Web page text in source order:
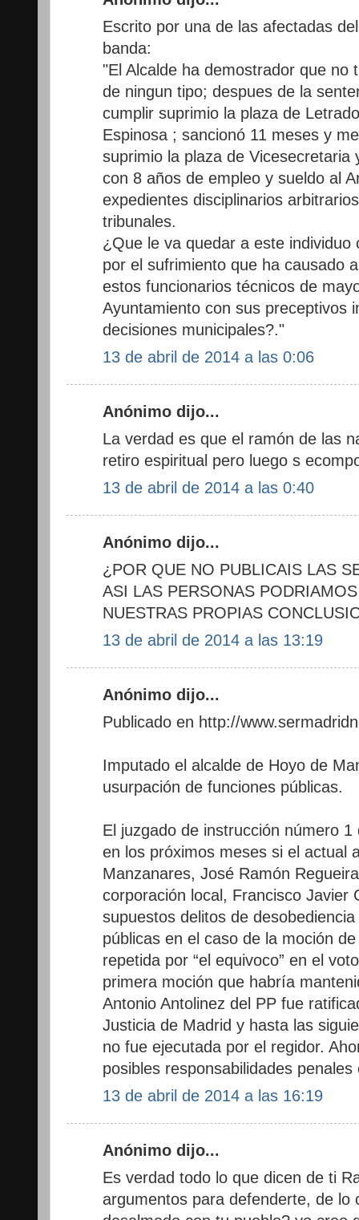
Escrito por una de las afectadas
banda:
"El Alcalde ha demostrador que no
de ningun tipo; despues de la
cumplir suprimio la plaza de
Espinosa ; sancionó 11 meses y
suprimio la plaza de
con 8 años de empleo y sueldo al
expedientes disciplinarios
tribunales.
¿Que le va quedar a este
por el sufrimiento que ha causado
estos funcionarios técnicos de
Ayuntamiento con sus preceptivos
decisiones municipales?."
13 de abril de 2014 a las 0:06
Anónimo dijo...
La verdad es que el ramón de las
retiro espiritual pero luego s
13 de abril de 2014 a las 0:40
Anónimo dijo...
¿POR QUE NO PUBLICAIS LAS
ASI LAS PERSONAS
NUESTRAS PROPIAS
13 de abril de 2014 a las 13:19
Anónimo dijo...
Publicado en http://
Imputado el alcalde de Hoyo de
usurpación de funciones públicas.
El juzgado de instrucción número
en los próximos meses si el actual
Manzanares, José Ramón
corporación local, Francisco Javier
supuestos delitos de
públicas en el caso de la moción
repetida por “el equivoco” en el
primera moción que habría
Antonio Antolinez del PP fue
Justicia de Madrid y hasta las
no fue ejecutada por el regidor.
posibles responsabilidades
13 de abril de 2014 a las 16:19
Anónimo dijo...
Es verdad todo lo que dicen de ti
argumentos para defenderte, de lo